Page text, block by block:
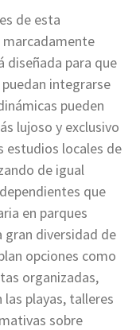
de esta
marcadamente
diseñada para que
integrarse
pueden
lujoso y exclusivo
estudios locales de
de igual
que
en parques
gran diversidad de
opciones como
organizadas,
playas, talleres
sobre